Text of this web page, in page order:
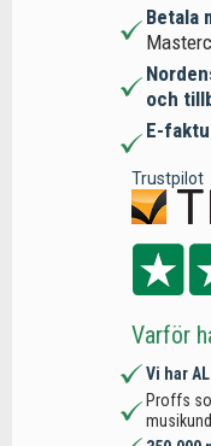
Betala
och
E-
Trustpilot
Varför
Vi har
Proffs